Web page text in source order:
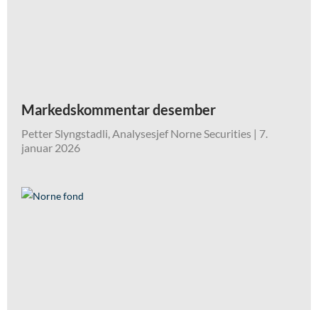
Markedskommentar desember
Petter Slyngstadli, Analysesjef Norne Securities
7.
januar 2026